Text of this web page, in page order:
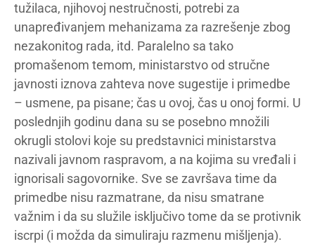
tužilaca, njihovoj nestručnosti, potrebi za
unapređivanjem mehanizama za razrešenje zbog
nezakonitog rada, itd. Paralelno sa tako
promašenom temom, ministarstvo od stručne
javnosti iznova zahteva nove sugestije i primedbe
– usmene, pa pisane; čas u ovoj, čas u onoj formi. U
poslednjih godinu dana su se posebno množili
okrugli stolovi koje su predstavnici ministarstva
nazivali javnom raspravom, a na kojima su vređali i
ignorisali sagovornike. Sve se završava time da
primedbe nisu razmatrane, da nisu smatrane
važnim i da su služile isključivo tome da se protivnik
iscrpi (i možda da simuliraju razmenu mišljenja).